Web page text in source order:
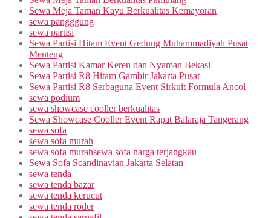
Sewa Meja Taman Kayu Berkualitas Kemayoran
sewa pangggung
sewa partisi
Sewa Partisi Hitam Event Gedung Muhammadiyah Pusat
Menteng
Sewa Partisi Kamar Keren dan Nyaman Bekasi
Sewa Partisi R8 Hitam Gambir Jakarta Pusat
Sewa Partisi R8 Serbaguna Event Sirkuit Formula Ancol
sewa podium
sewa showcase cooller berkualitas
Sewa Showcase Cooller Event Rapat Balaraja Tangerang
sewa sofa
sewa sofa murah
sewa sofa murahsewa sofa harga terjangkau
Sewa Sofa Scandinavian Jakarta Selatan
sewa tenda
sewa tenda bazar
sewa tenda kerucut
sewa tenda roder